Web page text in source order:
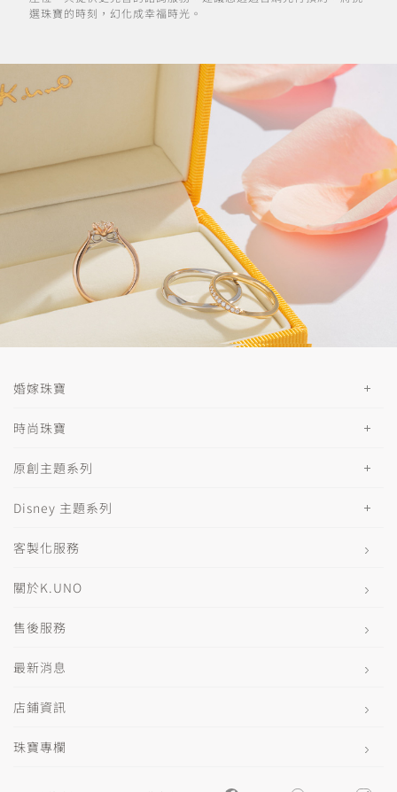
選珠寶的時刻，幻化成幸福時光。
婚嫁珠寶
時尚珠寶
原創主題系列
Disney 主題系列
客製化服務
關於K.UNO
售後服務
最新消息
店鋪資訊
珠寶專欄